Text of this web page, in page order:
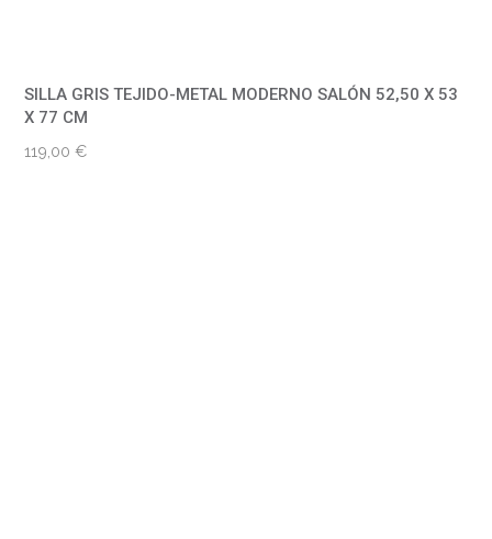
SILLA GRIS TEJIDO-METAL MODERNO SALÓN 52,50 X 53
X 77 CM
119,00€